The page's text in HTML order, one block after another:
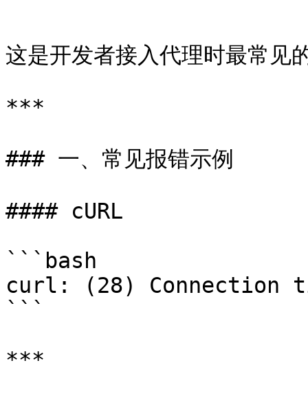
这是开发者接入代理时最常见
***
### 一、常见报错示例
#### cURL
```bash
curl: (28) Connection
```
***